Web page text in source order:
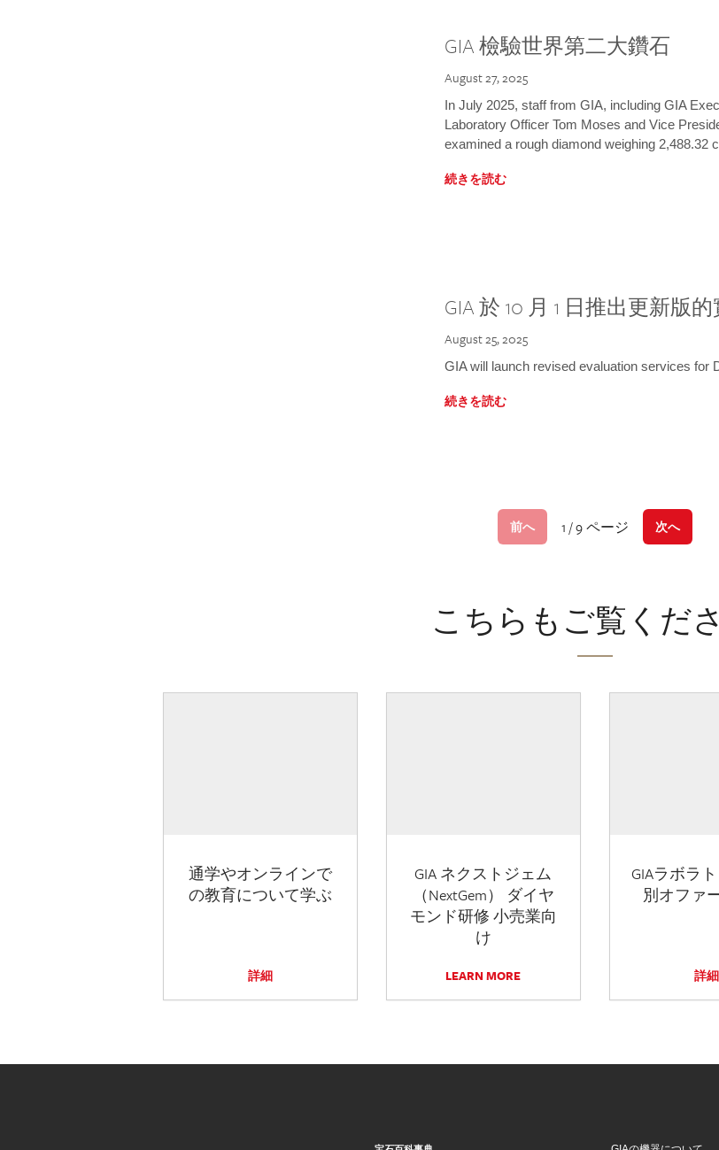
GIA 檢驗世界第二大鑽石
August 27, 2025
In July 2025, staff from GIA, including GIA
Laboratory Officer Tom Moses and Vice
examined a rough diamond weighing 2,488.32
続きを読む
GIA 於 10 月 1 日推出更新版
August 25, 2025
GIA will launch revised evaluation services for
続きを読む
前へ 1 / 9 ページ 次へ
こちらもご覧くだ
通学やオンラインで
の教育について学ぶ
詳細
GIA ネクストジェム
（NextGem） ダイヤ
モンド研修 小売業向
け
LEARN MORE
GIAラボラ
別オファ
詳細